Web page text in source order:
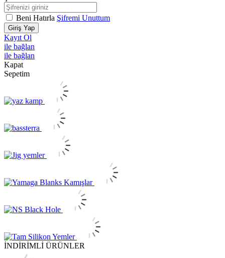
Beni Hatırla Şifremi Unuttum
Giriş Yap
Kayıt Ol
ile bağlan
ile bağlan
Kapat
Sepetim
İNDİRİMLİ ÜRÜNLER